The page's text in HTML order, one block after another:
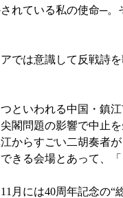
れている私の使命─
では意識して反戦詩
といわれる中国・鎮
閣問題の影響で中止
からすごい二胡奏者
きる会場とあって、
には40周年記念の“